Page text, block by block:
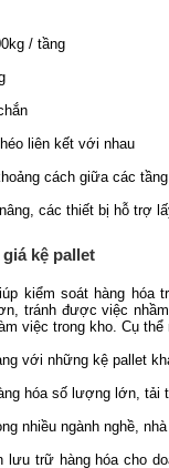
/ tầng
liên kết với nhau
cách giữa các tầng
các thiết bị hỗ trợ
kệ pallet
kiểm soát hàng hóa
tránh được việc
việc trong kho. Cụ thể
với những kệ pallet
hóa số lượng lớn, tải
nhiều ngành nghề,
lưu trữ hàng hóa cho